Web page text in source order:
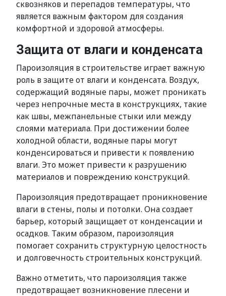
сквозняков и перепадов температуры, что
является важным фактором для создания
комфортной и здоровой атмосферы.
Защита от влаги и конденсата
Пароизоляция в строительстве играет важную
роль в защите от влаги и конденсата. Воздух,
содержащий водяные пары, может проникать
через непрочные места в конструкциях, такие
как швы, межпанельные стыки или между
слоями материала. При достижении более
холодной области, водяные пары могут
конденсироваться и привести к появлению
влаги. Это может привести к разрушению
материалов и повреждению конструкций.
Пароизоляция предотвращает проникновение
влаги в стены, полы и потолки. Она создает
барьер, который защищает от конденсации и
осадков. Таким образом, пароизоляция
помогает сохранить структурную целостность
и долговечность строительных конструкций.
Важно отметить, что пароизоляция также
предотвращает возникновение плесени и